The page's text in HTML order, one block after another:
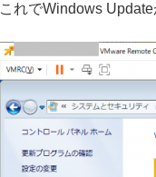
これでWindows